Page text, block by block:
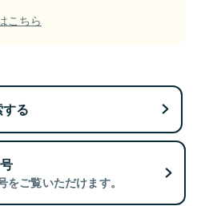
こちら
る
ご覧いただけます。